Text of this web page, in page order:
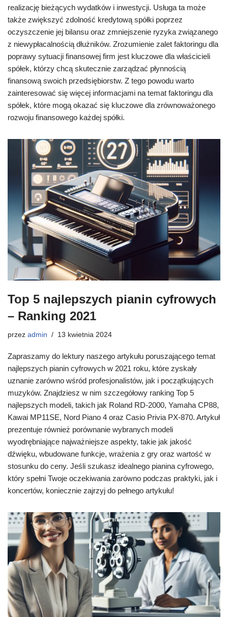
realizację bieżących wydatków i inwestycji. Usługa ta może
także zwiększyć zdolność kredytową spółki poprzez
oczyszczenie jej bilansu oraz zmniejszenie ryzyka związanego
z niewypłacalnością dłużników. Zrozumienie zalet faktoringu dla
poprawy sytuacji finansowej firm jest kluczowe dla właścicieli
spółek, którzy chcą skutecznie zarządzać płynnością
finansową swoich przedsiębiorstw. Z tego powodu warto
zainteresować się więcej informacjami na temat faktoringu dla
spółek, które mogą okazać się kluczowe dla zrównoważonego
rozwoju finansowego każdej spółki.
Top 5 najlepszych pianin cyfrowych
– Ranking 2021
przez admin 13 kwietnia 2024
Zapraszamy do lektury naszego artykułu poruszającego temat
najlepszych pianin cyfrowych w 2021 roku, które zyskały
uznanie zarówno wśród profesjonalistów, jak i początkujących
muzyków. Znajdziesz w nim szczegółowy ranking Top 5
najlepszych modeli, takich jak Roland RD-2000, Yamaha CP88,
Kawai MP11SE, Nord Piano 4 oraz Casio Privia PX-870. Artykuł
prezentuje również porównanie wybranych modeli
wyodrębniające najważniejsze aspekty, takie jak jakość
dźwięku, wbudowane funkcje, wrażenia z gry oraz wartość w
stosunku do ceny. Jeśli szukasz idealnego pianina cyfrowego,
który spełni Twoje oczekiwania zarówno podczas praktyki, jak i
koncertów, koniecznie zajrzyj do pełnego artykułu!